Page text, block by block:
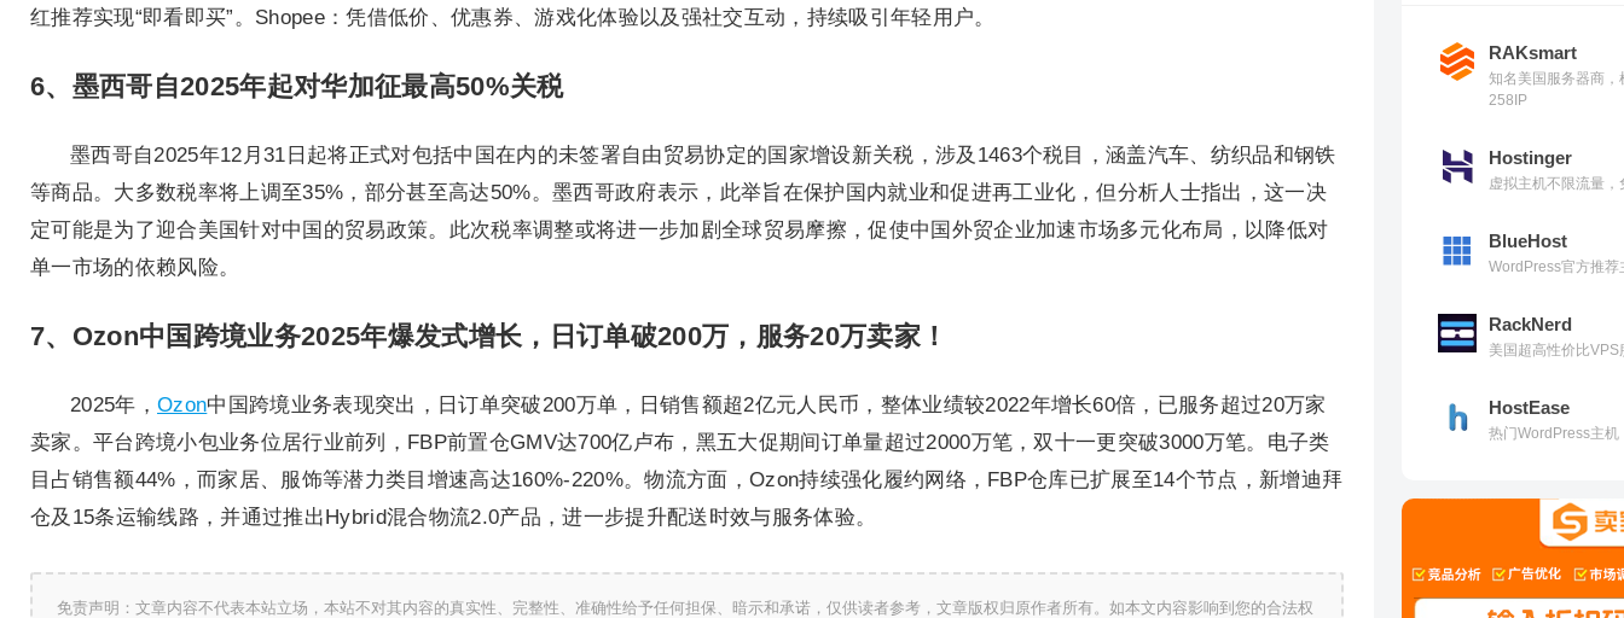
红推荐实现“即看即买”。Shopee：凭借低价、优惠券、游戏化体验以及强社交互动，持续吸引年轻用户。
6、墨西哥自2025年起对华加征最高50%关税
墨西哥自2025年12月31日起将正式对包括中国在内的未签署自由贸易协定的国家增设新关税，涉及1463个税目，涵盖汽车、纺织品和钢铁
等商品。大多数税率将上调至35%，部分甚至高达50%。墨西哥政府表示，此举旨在保护国内就业和促进再工业化，但分析人士指出，这一决
定可能是为了迎合美国针对中国的贸易政策。此次税率调整或将进一步加剧全球贸易摩擦，促使中国外贸企业加速市场多元化布局，以降低对
单一市场的依赖风险。
7、Ozon中国跨境业务2025年爆发式增长，日订单破200万，服务20万卖家！
2025年， Ozon中国跨境业务表现突出，日订单突破200万单，日销售额超2亿元人民币，整体业绩较2022年增长60倍，已服务超过20万家
卖家。平台跨境小包业务位居行业前列，FBP前置仓GMV达700亿卢布，黑五大促期间订单量超过2000万笔，双十一更突破3000万笔。电子类
目占销售额44%，而家居、服饰等潜力类目增速高达160%-220%。物流方面，Ozon持续强化履约网络，FBP仓库已扩展至14个节点，新增迪拜
仓及15条运输线路，并通过推出Hybrid混合物流2.0产品，进一步提升配送时效与服务体验。
免责声明：文章内容不代表本站立场，本站不对其内容的真实性、完整性、准确性给予任何担保、暗示和承诺，仅供读者参考，文章版权归原作者所有。如本文内容影响到您的合法权
RAKsmart
知名美国服务器商
258IP
Hostinger
虚拟主机不限流量
BlueHost
WordPress官方推
RackNerd
美国超高性价比VPS
HostEase
热门WordPress主